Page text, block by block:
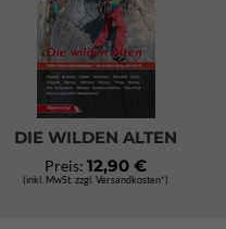
DIE WILDEN ALTEN
Preis: 12,90 €
(inkl. MwSt. zzgl. Versandkosten*)